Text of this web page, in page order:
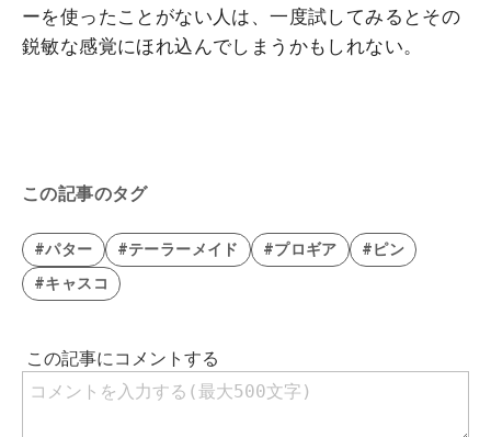
ーを使ったことがない人は、一度試してみるとその
鋭敏な感覚にほれ込んでしまうかもしれない。
この記事のタグ
#パター #テーラーメイド #プロギア
#ピン
#キャスコ